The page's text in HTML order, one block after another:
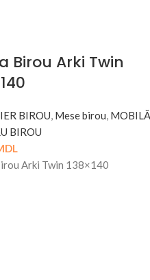
Birou Arki Twin
BIROU, Mese birou, MOBILĂ
BIROU
Arki Twin 138×140